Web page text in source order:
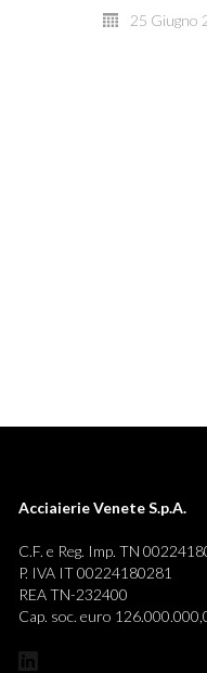
25 Giugno
Acciaierie Venete S.p.A.
C.F. e Reg. Imp. TN
P. IVA IT 00224180281
REA TN-232400
Cap. soc. euro